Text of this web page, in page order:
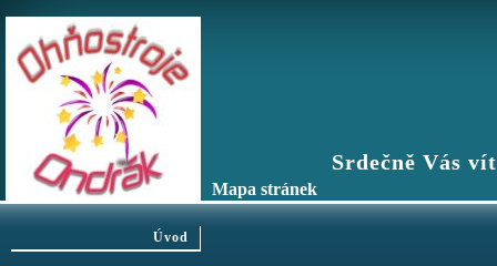
Srdečně Vás vítáme
Mapa stránek
Úvod